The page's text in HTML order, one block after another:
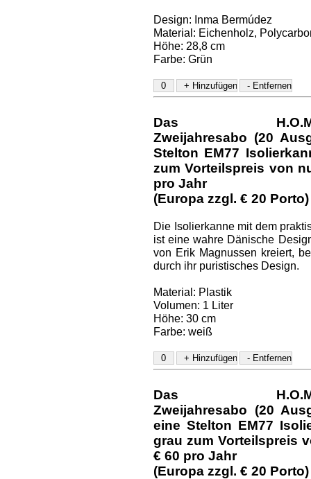
Design: Inma Bermúdez
Material: Eichenholz,
Höhe: 28,8 cm
Farbe: Grün
Das H.O.M.E.-
Zweijahresabo (20
Stelton EM77
zum Vorteilspreis von
pro Jahr
(Europa zzgl. € 20 Porto)
Die Isolierkanne mit dem
ist eine wahre Dänische
von Erik Magnussen kreiert,
durch ihr puristisches Design.
Material: Plastik
Volumen: 1 Liter
Höhe: 30 cm
Farbe: weiß
Das H.O.M.E.-
Zweijahresabo (20
eine Stelton EM77
grauzum Vorteilspreis
€ 60 pro Jahr
(Europa zzgl. € 20 Porto)